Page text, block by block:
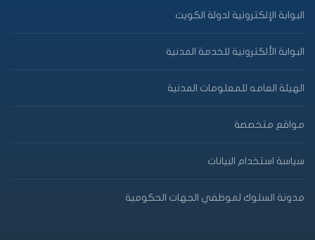
البوابة الإلكترونية لدولة الكويت
البوابة الألكترونية للخدمة المدنية
الهيئة العامه للمعلومات المدنية
مواقع متخصصة
سياسة استخدام البيانات
مدونة السلوك لموظفي الجهات الحكومية